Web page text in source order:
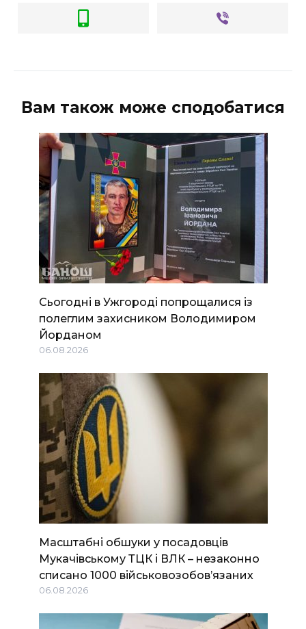
Вам також може сподобатися
Сьогодні в Ужгороді попрощалися із
полеглим захисником Володимиром
Йорданом
06.08.2026
Масштабні обшуки у посадовців
Мукачівському ТЦК і ВЛК – незаконно
списано 1000 військовозобов’язаних
06.08.2026